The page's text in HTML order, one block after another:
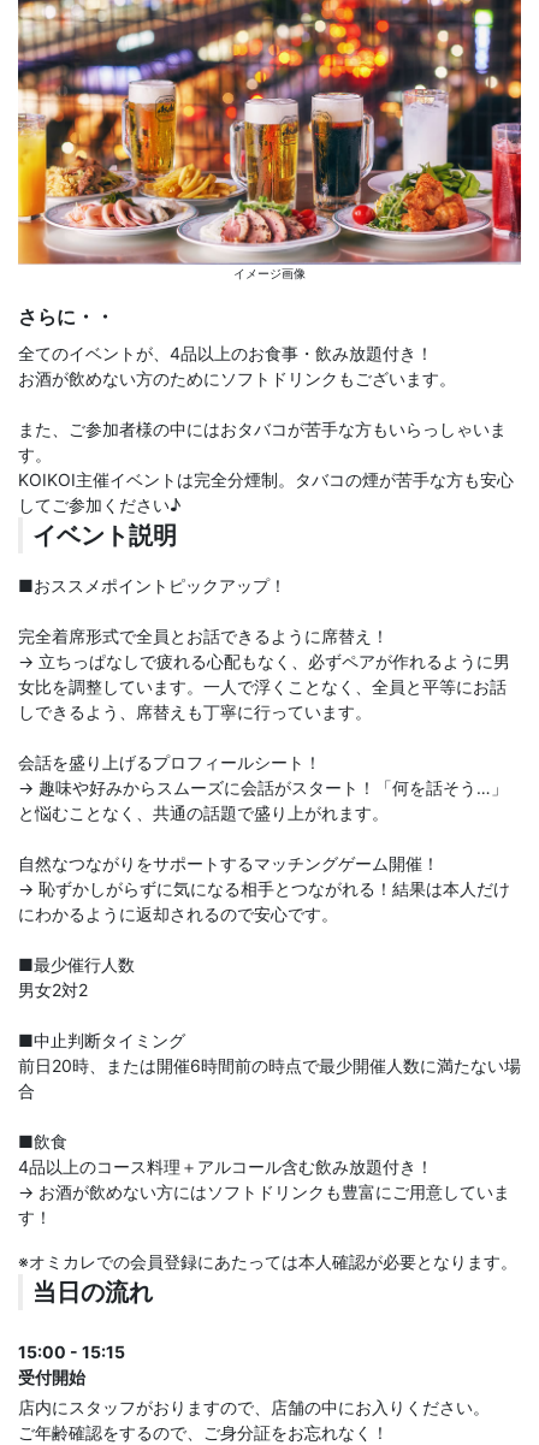
イメージ画像
さらに・・
全てのイベントが、4品以上のお食事・飲み放題付き！
お酒が飲めない方のためにソフトドリンクもございます。
また、ご参加者様の中にはおタバコが苦手な方もいらっしゃいま
す。
KOIKOI主催イベントは完全分煙制。タバコの煙が苦手な方も安心
してご参加ください♪
イベント説明
■おススメポイントピックアップ！
完全着席形式で全員とお話できるように席替え！
→ 立ちっぱなしで疲れる心配もなく、必ずペアが作れるように男
女比を調整しています。一人で浮くことなく、全員と平等にお話
しできるよう、席替えも丁寧に行っています。
会話を盛り上げるプロフィールシート！
→ 趣味や好みからスムーズに会話がスタート！「何を話そう…」
と悩むことなく、共通の話題で盛り上がれます。
自然なつながりをサポートするマッチングゲーム開催！
→ 恥ずかしがらずに気になる相手とつながれる！結果は本人だけ
にわかるように返却されるので安心です。
■最少催行人数
男女2対2
■中止判断タイミング
前日20時、または開催6時間前の時点で最少開催人数に満たない場
合
■飲食
4品以上のコース料理＋アルコール含む飲み放題付き！
→ お酒が飲めない方にはソフトドリンクも豊富にご用意していま
す！
※オミカレでの会員登録にあたっては本人確認が必要となります。
当日の流れ
15:00 - 15:15
受付開始
店内にスタッフがおりますので、店舗の中にお入りください。
ご年齢確認をするので、ご身分証をお忘れなく！